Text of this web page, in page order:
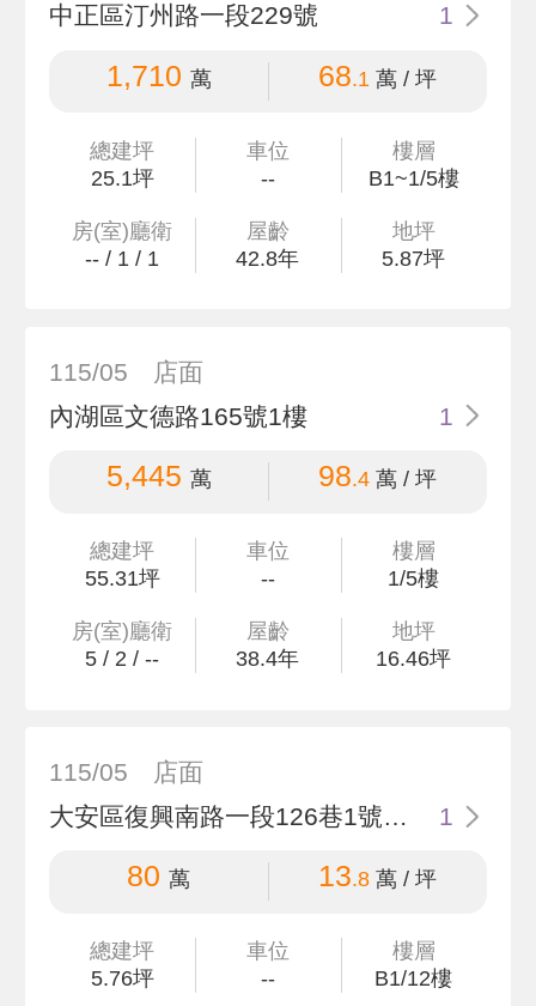
中正區汀州路一段229號
1
1,710 萬 68.1 萬 / 坪
總建坪
25.1坪
車位
--
樓層
B1~1/5樓
房(室)廳衛
-- / 1 / 1
屋齡
42.8年
地坪
5.87坪
115/05
店面
內湖區文德路165號1樓
1
5,445 萬 98.4萬 / 坪
總建坪
55.31坪
車位
--
樓層
1/5樓
房(室)廳衛
5 / 2 /--
屋齡
38.4年
地坪
16.46坪
115/05
店面
大安區復興南路一段126巷1號地下室1層之185
1
80萬 13.8萬 / 坪
總建坪
5.76坪
車位
--
樓層
B1/12樓